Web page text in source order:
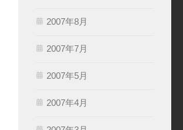
2007年8月
2007年7月
2007年5月
2007年4月